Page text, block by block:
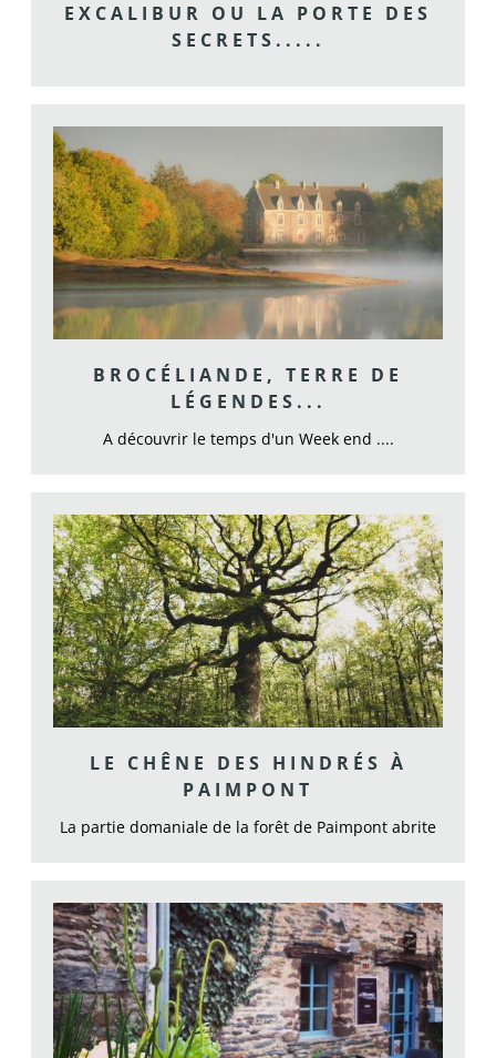
EXCALIBUR OU LA PORTE DES
SECRETS.....
BROCÉLIANDE, TERRE DE
LÉGENDES...
A découvrir le temps d'un Week end ....
LE CHÊNE DES HINDRÉS À
PAIMPONT
La partie domaniale de la forêt de Paimpont abrite